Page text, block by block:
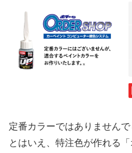
定番カラーではありません
とはいえ、特注色が作れる